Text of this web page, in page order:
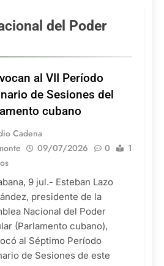
del Poder
al VII Período
de Sesiones del
cubano
Cadena
09/07/2026 0
1
9 jul.- Esteban Lazo
presidente de la
Nacional del Poder
(Parlamento cubano),
al Séptimo Período
de Sesiones de este